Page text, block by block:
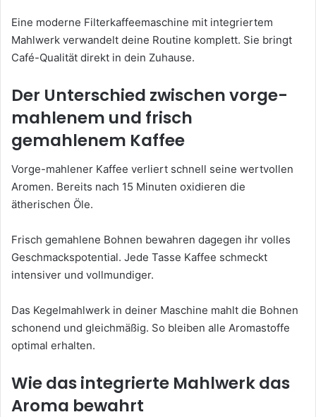
Eine moderne Filterkaffeemaschine mit integriertem
Mahlwerk verwandelt deine Routine komplett. Sie bringt
Café-Qualität direkt in dein Zuhause.
Der Unterschied zwischen vorge-
mahlenem und frisch
gemahlenem Kaffee
Vorge-mahlener Kaffee verliert schnell seine wertvollen
Aromen. Bereits nach 15 Minuten oxidieren die
ätherischen Öle.
Frisch gemahlene Bohnen bewahren dagegen ihr volles
Geschmackspotential. Jede Tasse Kaffee schmeckt
intensiver und vollmundiger.
Das Kegelmahlwerk in deiner Maschine mahlt die Bohnen
schonend und gleichmäßig. So bleiben alle Aromastoffe
optimal erhalten.
Wie das integrierte Mahlwerk das
Aroma bewahrt